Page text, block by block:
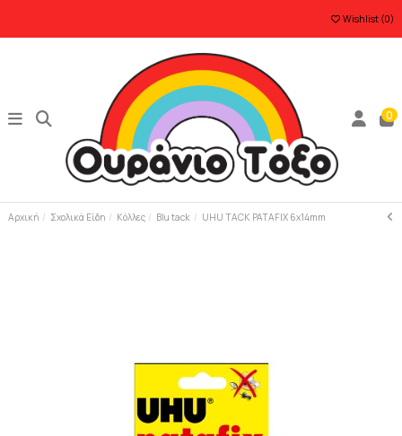
Wishlist (0)
0
Αρχική Σχολικά Είδη Κόλλες Blu tack UHU TACK PATAFIX 6x14mm